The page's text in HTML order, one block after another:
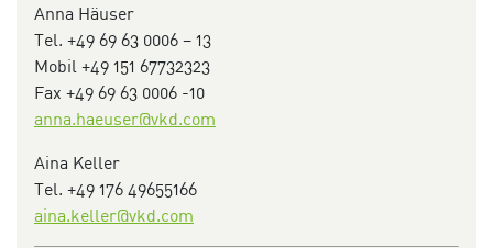
Anna Häuser
Tel. +49 69 63 0006 – 13
Mobil +49 151 67732323
Fax +49 69 63 0006 -10
anna.haeuser@vkd.com
Aina Keller
Tel. +49 176 49655166
aina.keller@vkd.com